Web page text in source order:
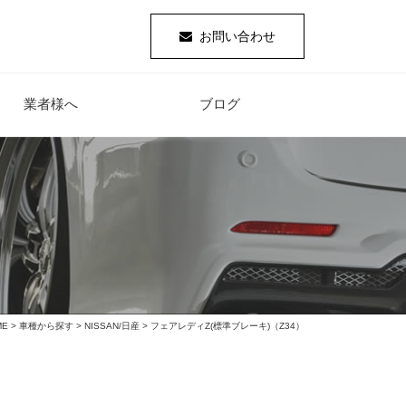
お問い合わせ
業者様へ ブログ
> 車種から探す > NISSAN/日産 > フェアレディZ(標準ブレーキ)（Z34）